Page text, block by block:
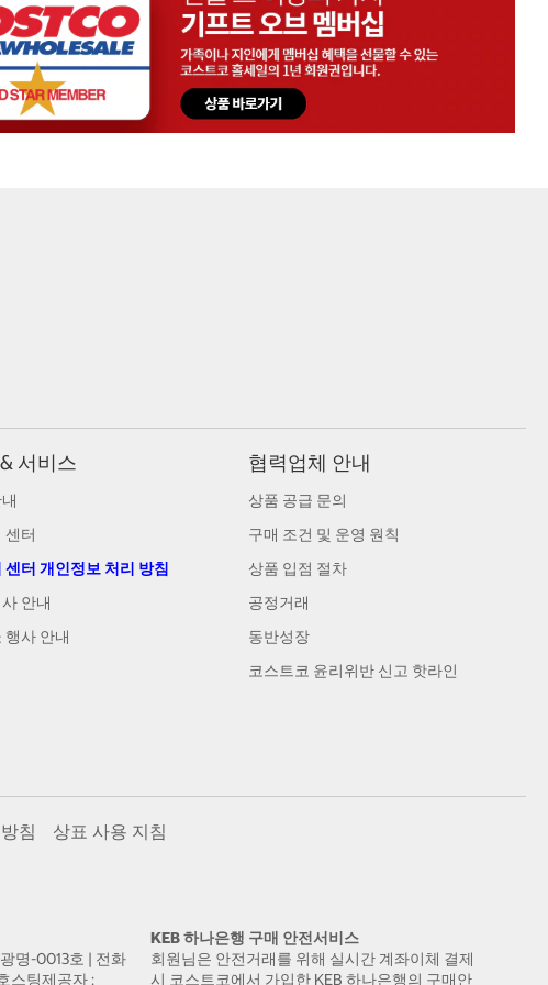
서비스
센터
센터 개인정보 처리 방침
안내
행사 안내
협력업체 안내
상품 공급 문의
구매 조건 및 운영 원칙
상품 입점 절차
공정거래
동반성장
코스트코 윤리위반 신고 핫라인
침 상표 사용 지침
명-0013호 | 전화
스팅제공자 :
KEB 하나은행 구매 안전서비스
회원님은 안전거래를 위해 실시간 계좌이체 결제
시 코스트코에서 가입한 KEB 하나은행의 구매안